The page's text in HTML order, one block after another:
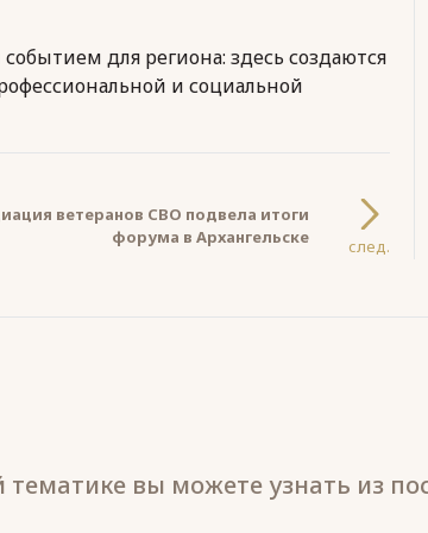
для региона: здесь создаются
и социальной
ветеранов СВО подвела итоги
форума в Архангельске
след.
вы можете узнать из